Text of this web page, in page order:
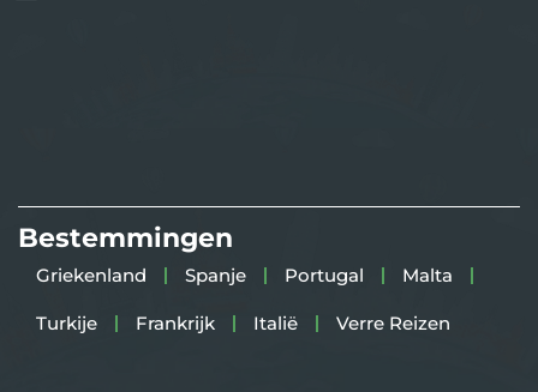
Bestemmingen
Griekenland Spanje Portugal Malta
Turkije Frankrijk Italië Verre Reizen